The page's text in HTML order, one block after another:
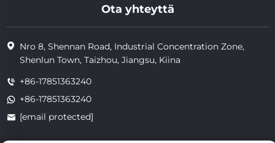
Ota yhteyttä
Nro 8, Shennan Road, Industrial Concentration Zone,
Shenlun Town, Taizhou, Jiangsu, Kiina
+86-17851363240
+86-17851363240
[email protected]